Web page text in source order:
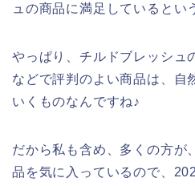
ュの商品に満足しているとい
やっぱり、チルドブレッシュ
などで評判のよい商品は、自
いくものなんですね♪
だから私も含め、多くの方が
品を気に入っているので、